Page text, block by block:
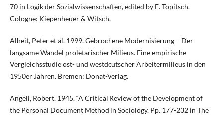
70 in Logik der Sozialwissenschaften, edited by E. Topitsch.
Cologne: Kiepenheuer & Witsch.
Alheit, Peter et al. 1999. Gebrochene Modernisierung – Der
langsame Wandel proletarischer Milieus. Eine empirische
Vergleichsstudie ost- und westdeutscher Arbeitermilieus in den
1950er Jahren. Bremen: Donat-Verlag.
Angell, Robert. 1945. “A Critical Review of the Development of
the Personal Document Method in Sociology. Pp. 177-232 in The